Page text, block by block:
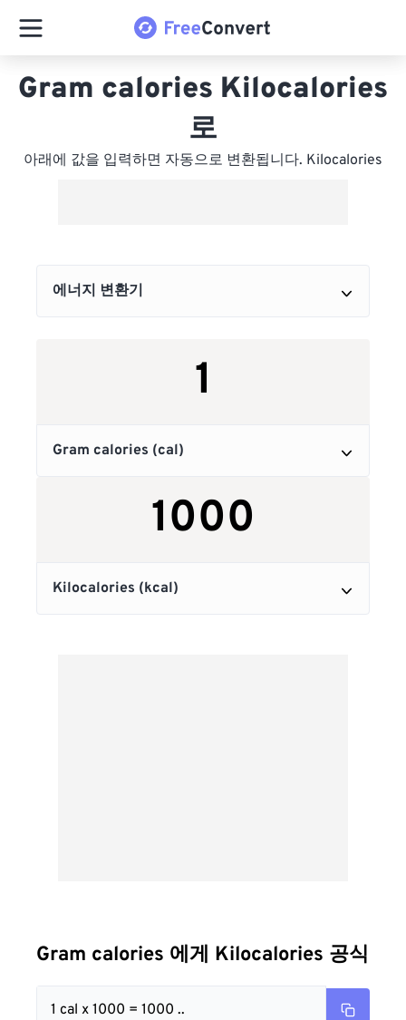
Gram calories Kilocalories
로
아래에 값을 입력하면 자동으로 변환됩니다. Kilocalories
Gram calories 에게 Kilocalories 공식
1 cal x 1000 = 1000 ..